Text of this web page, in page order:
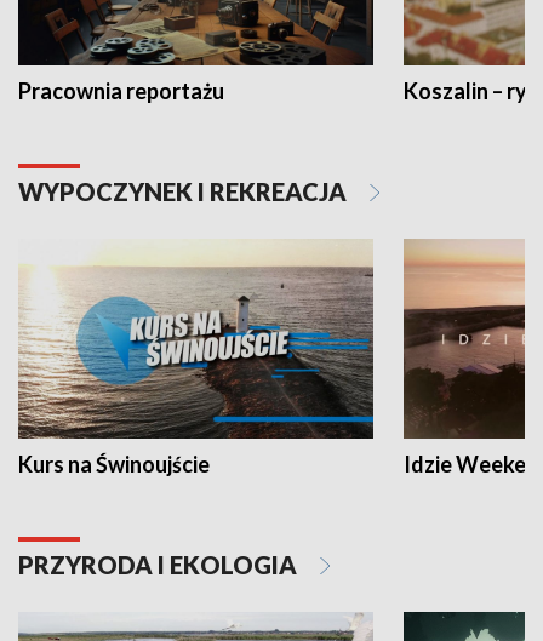
Pracownia reportażu Koszalin –
WYPOCZYNEK I REKREACJA
Kurs na Świnoujście Idzie
PRZYRODA I EKOLOGIA